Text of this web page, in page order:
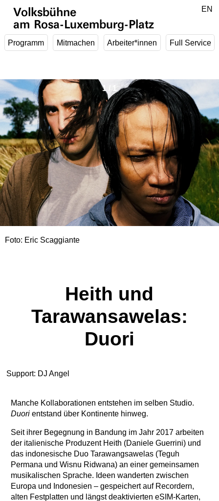
Volksbühne
am Rosa-Luxemburg-Platz
Programm Mitmachen Arbeiter*innen Full Service
DE
EN
Foto: Eric Scaggiante
1 1
Heith und
Tarawansawelas:
Duori
Support: DJ Angel
Manche Kollaborationen entstehen im selben Studio.
Duorientstand über Kontinente hinweg.
Seit ihrer Begegnung in Bandung im Jahr 2017 arbeiten
der italienische Produzent Heith (Daniele Guerrini) und
das indonesische Duo Tarawangsawelas (Teguh
Permana und Wisnu Ridwana) an einer gemeinsamen
musikalischen Sprache. Ideen wanderten zwischen
Europa und Indonesien – gespeichert auf Recordern,
alten Festplatten und längst deaktivierten eSIM-Karten,